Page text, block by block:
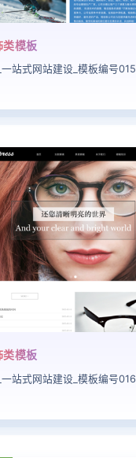
类模板
站式网站建设_模板编号015
类模板
站式网站建设_模板编号016